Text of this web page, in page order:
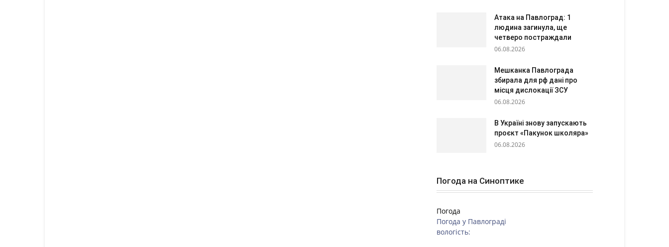
Атака на Павлоград: 1
людина загинула, ще
четверо постраждали
06.08.2026
Мешканка Павлограда
збирала для рф дані про
місця дислокації ЗСУ
06.08.2026
В Україні знову запускають
проєкт «Пакунок школяра»
06.08.2026
Погода на Синоптике
Погода
Погода у Павлограді
вологість: